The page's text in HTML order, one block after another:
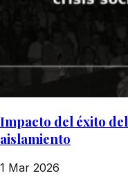
Impacto del éxito
aislamiento
1 Mar 2026